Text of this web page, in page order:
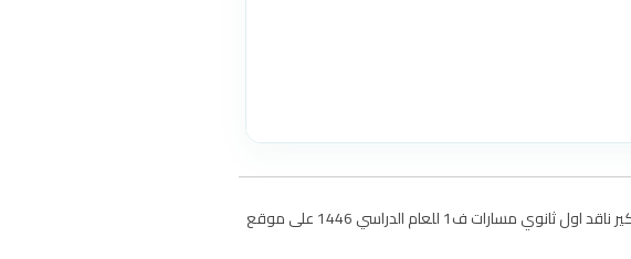
حل كتاب مادة التفكير الناقد للصف الاول الثانوي نظام المسارات الفصل الاول حلول جميع دروس منهج تفكير ناقد اول ثانوي مسارات ف1 للعام الدراسي 1446 على موقع